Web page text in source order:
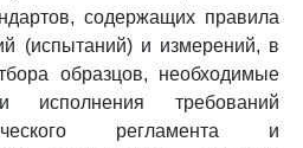
содержащих правила
(испытаний) и измерений, в
образцов, необходимые
требований
регламента и